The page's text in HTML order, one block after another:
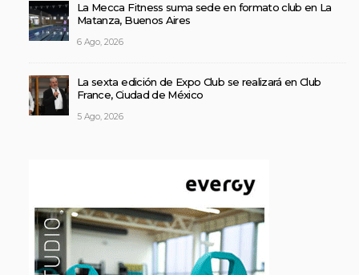
La Mecca Fitness suma sede en formato club en La
Matanza, Buenos Aires
6 Ago, 2026
La sexta edición de Expo Club se realizará en Club
France, Ciudad de México
5 Ago, 2026